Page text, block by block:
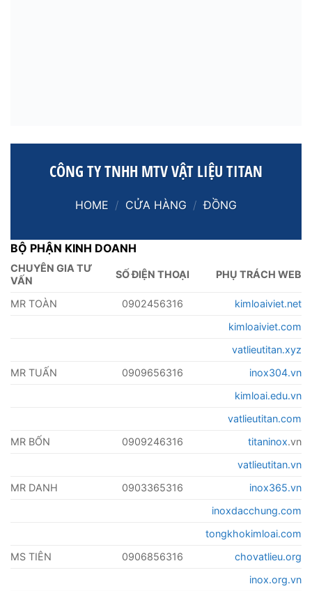
CÔNG TY TNHH MTV VẬT LIỆU TITAN
HOME / CỬA HÀNG / ĐỒNG
BỘ PHẬN KINH DOANH
CHUYÊN GIA TƯ
VẤN
SỐ ĐIỆN THOẠI PHỤ TRÁCH WEB
MR TOÀN 0902456316
kimloaiviet.net
kimloaiviet.com
vatlieutitan.xyz
MR TUẤN
0909656316
inox304.vn
kimloai.edu.vn
vatlieutitan.com
MR BỐN
0909246316 titaninox.vn
vatlieutitan.vn
MR DANH
0903365316
inox365.vn
inoxdacchung.com
tongkhokimloai.com
MS TIÊN
0906856316
chovatlieu.org
inox.org.vn